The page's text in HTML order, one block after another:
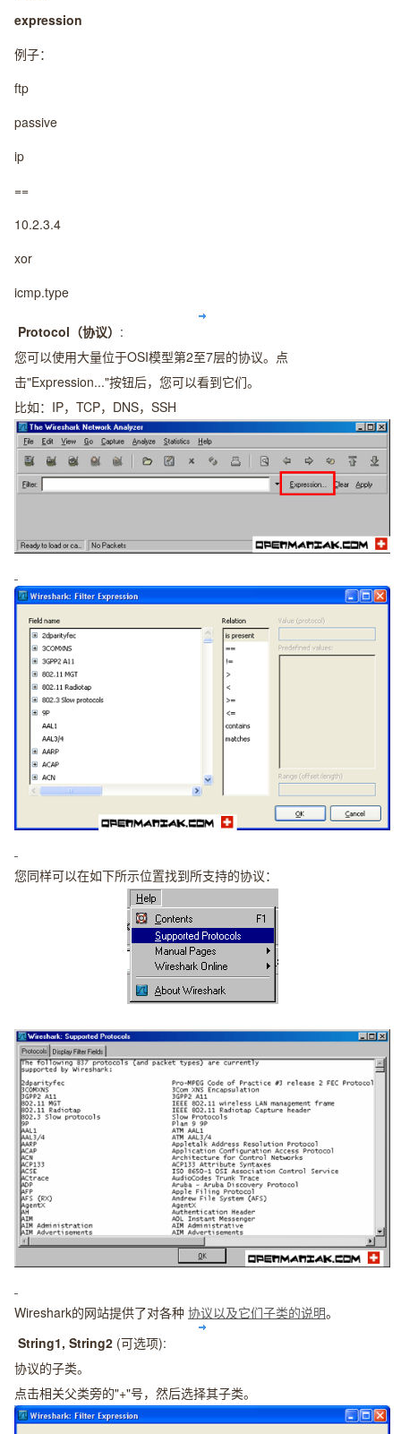
expression
例子：
ftp
passive
ip
==
10.2.3.4
xor
icmp.type
Protocol（协议） :
您可以使用大量位于OSI模型第2至7层的协议。点
击"Expression..."按钮后，您可以看到它们。
比如：IP，TCP，DNS，SSH
您同样可以在如下所示位置找到所支持的协议：
Wireshark的网站提供了对各种 协议以及它们子类的说明。
String1, String2 (可选项):
协议的子类。
点击相关父类旁的"+"号，然后选择其子类。